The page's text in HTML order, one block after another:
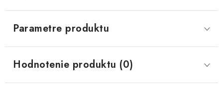
Parametre produktu
Hodnotenie produktu (0)